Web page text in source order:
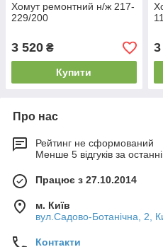
Хомут ремонтний н/ж 217-
229/200
3 520 ₴
Купити
Про нас
Рейтинг не сформований
Менше 5 відгуків за
Працює з 27.10.2014
м. Київ
вул.Садово-Ботанічна, 2,
Контакти